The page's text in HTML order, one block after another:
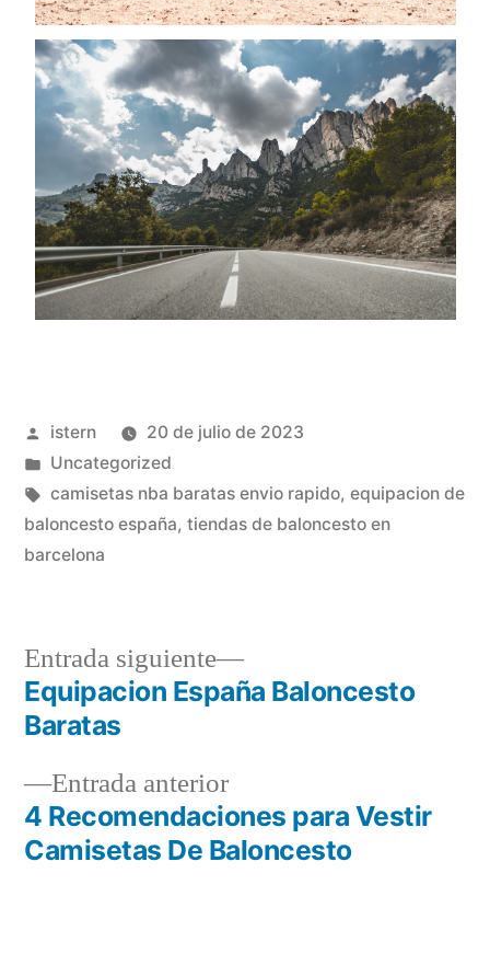
Publicado
por
istern
20 de julio de 2023
Publicado
en
Uncategorized
Etiquetas:
camisetas nba baratas envio rapido, equipacion de
baloncesto españa, tiendas de baloncesto en
barcelona
Navegación
entradas
Entrada anteriorEntrada
anterior:
4 Recomendaciones para Vestir
Camisetas De Baloncesto
Entrada siguiente
Entrada
siguiente:
Equipacion España Baloncesto
Baratas